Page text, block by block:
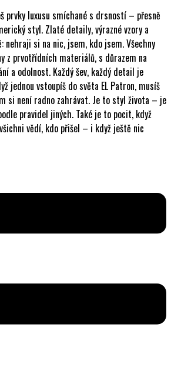
prvky luxusu smíchané s drsností – přesně
styl. Zlaté detaily, výrazné vzory a
si na nic, jsem, kdo jsem. Všechny
z prvotřídních materiálů, s důrazem na
a odolnost. Každý šev, každý detail je
jednou vstoupíš do světa EL Patron, musíš
si není radno zahrávat. Je to styl života – je
pravidel jiných. Také je to pocit, když
vědí, kdo přišel – i když ještě nic